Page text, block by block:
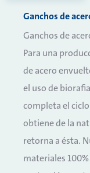
Ganchos de
Ganchos de
Para una
de acero
el uso de
completa el
obtiene de la
retorna a ésta.
materiales